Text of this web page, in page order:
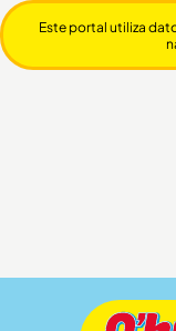
Este portal utiliza